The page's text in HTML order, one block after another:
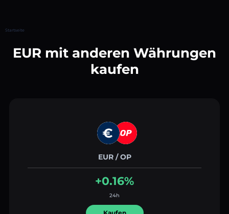
Startseite
EUR mit anderen Währungen
kaufen
EUR / OP
+0.16%
24h